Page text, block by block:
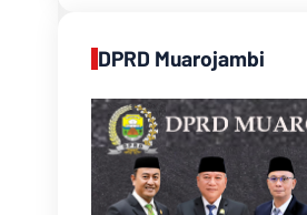
DPRD Muarojambi